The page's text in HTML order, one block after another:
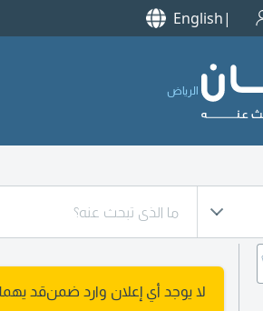
English
الرياض
لا يوجد أي إعلان وارد ضمنقد